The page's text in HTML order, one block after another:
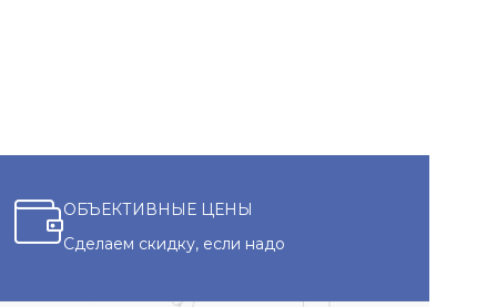
ОБЪЕКТИВНЫЕ ЦЕНЫ
Сделаем скидку, если надо